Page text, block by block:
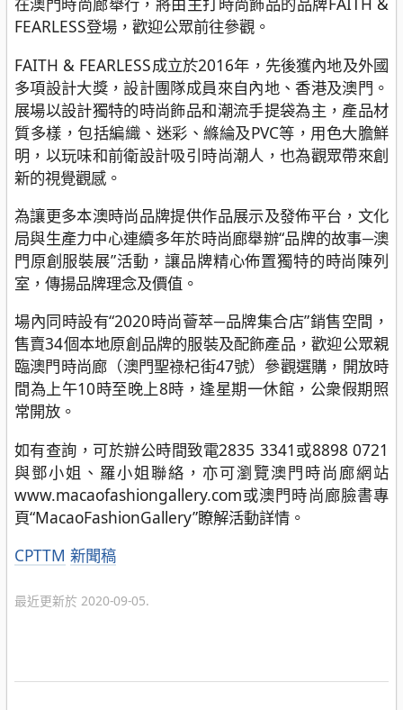
FEARLESS登場，歡迎公眾前往參觀。
FAITH & FEARLESS成立於2016年，先後獲內地及外國
多項設計大獎，設計團隊成員來自內地、香港及澳門。
展場以設計獨特的時尚飾品和潮流手提袋為主，產品材
質多樣，包括編織、迷彩、縧綸及PVC等，用色大膽鮮
明，以玩味和前衛設計吸引時尚潮人，也為觀眾帶來創
新的視覺觀感。
為讓更多本澳時尚品牌提供作品展示及發佈平台，文化
局與生產力中心連續多年於時尚廊舉辦“品牌的故事─澳
門原創服裝展”活動，讓品牌精心佈置獨特的時尚陳列
室，傳揚品牌理念及價值。
場內同時設有“2020時尚薈萃─品牌集合店”銷售空間，
售賣34個本地原創品牌的服裝及配飾產品，歡迎公眾親
臨澳門時尚廊（澳門聖祿杞街47號）參觀選購，開放時
間為上午10時至晚上8時，逢星期一休館，公衆假期照
常開放。
如有查詢，可於辦公時間致電2835 3341或8898 0721
與鄧小姐、羅小姐聯絡，亦可瀏覽澳門時尚廊網站
www.macaofashiongallery.com或澳門時尚廊臉書專
頁“MacaoFashionGallery”瞭解活動詳情。
分
CPTTM 新聞稿
最近更新於 2020-09-05.